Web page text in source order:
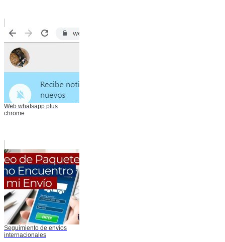
Web whatsapp plus
chrome
Seguimiento de envios
internacionales